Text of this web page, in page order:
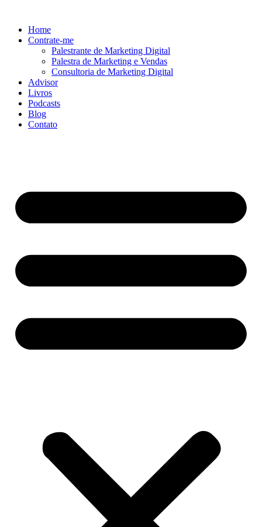
conteúdo
Home
Contrate-me
Palestrante de Marketing Digital
Palestra de Marketing e Vendas
Consultoria de Marketing Digital
Advisor
Livros
Podcasts
Blog
Contato